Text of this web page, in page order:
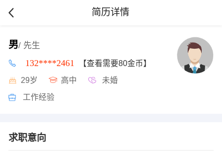
简历详情
男/ 先生
132****2461 【查看需要80金币】
29岁 高中 未婚
工作经验
求职意向